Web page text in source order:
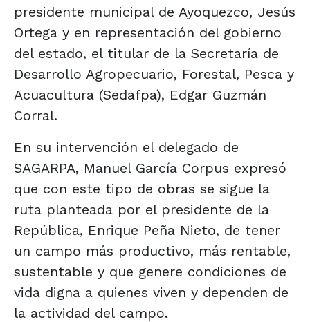
presidente municipal de Ayoquezco, Jesús
Ortega y en representación del gobierno
del estado, el titular de la Secretaría de
Desarrollo Agropecuario, Forestal, Pesca y
Acuacultura (Sedafpa), Edgar Guzmán
Corral.
En su intervención el delegado de
SAGARPA, Manuel García Corpus expresó
que con este tipo de obras se sigue la
ruta planteada por el presidente de la
República, Enrique Peña Nieto, de tener
un campo más productivo, más rentable,
sustentable y que genere condiciones de
vida digna a quienes viven y dependen de
la actividad del campo.